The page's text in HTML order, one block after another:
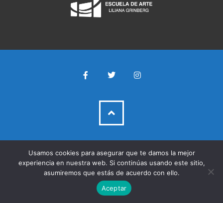
Usamos cookies para asegurar que te damos la mejor
experiencia en nuestra web. Si continúas usando este sitio,
asumiremos que estás de acuerdo con ello.
Aceptar